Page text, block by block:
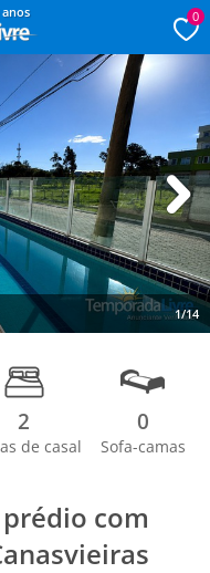
anos 0
1/14
Next
2
de casal
0
Sofa-camas
com